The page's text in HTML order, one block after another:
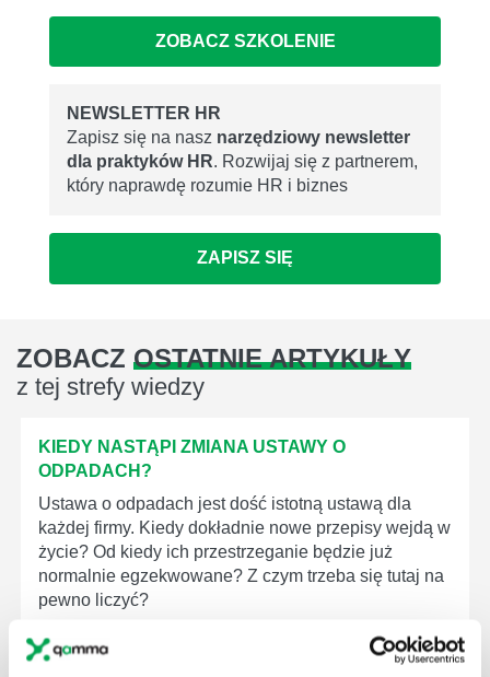
ZOBACZ SZKOLENIE
NEWSLETTER HR
Zapisz się na nasz narzędziowy newsletter
dla praktyków HR. Rozwijaj się z partnerem,
który naprawdę rozumie HR i biznes
ZAPISZ SIĘ
ZOBACZ OSTATNIE ARTYKUŁY
z tej strefy wiedzy
KIEDY NASTĄPI ZMIANA USTAWY O
ODPADACH?
Ustawa o odpadach jest dość istotną ustawą dla
każdej firmy. Kiedy dokładnie nowe przepisy wejdą w
życie? Od kiedy ich przestrzeganie będzie już
normalnie egzekwowane? Z czym trzeba się tutaj na
pewno liczyć?